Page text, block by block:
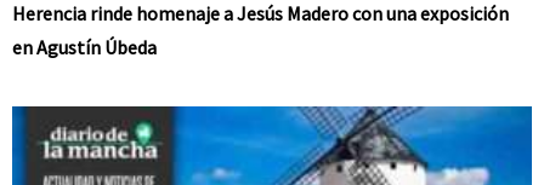
Herencia rinde homenaje a Jesús Madero con una exposición
en Agustín Úbeda